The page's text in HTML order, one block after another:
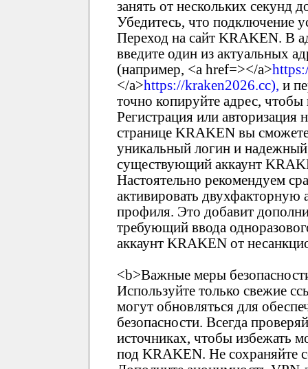
занять от нескольких
Убедитесь, что подключение
Переход на сайт KRAKEN. В
введите один из актуальных
(например, <a href=></a>
</a>https://kraken2026.cc), и
точно копируйте адрес,
Регистрация или
странице KRAKEN вы
уникальный логин и
существующий аккаунт
Настоятельно рекомендуем
активировать двухфакторную
профиля. Это добавит
требующий ввода
аккаунт KRAKEN от
<b>Важные меры
Используйте только свежие
могут обновляться для
безопасности. Всегда
источниках, чтобы избежать
под KRAKEN. Не сохраняйте